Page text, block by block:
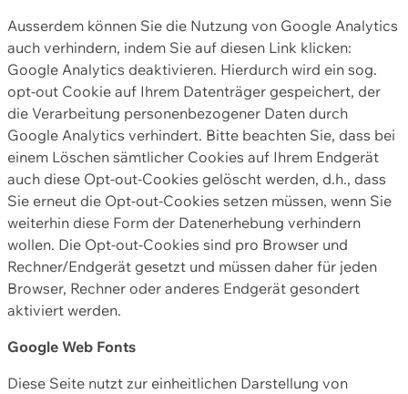
Ausserdem können Sie die Nutzung von Google Analytics
auch verhindern, indem Sie auf diesen Link klicken:
Google Analytics deaktivieren. Hierdurch wird ein sog.
opt-out Cookie auf Ihrem Datenträger gespeichert, der
die Verarbeitung personenbezogener Daten durch
Google Analytics verhindert. Bitte beachten Sie, dass bei
einem Löschen sämtlicher Cookies auf Ihrem Endgerät
auch diese Opt-out-Cookies gelöscht werden, d.h., dass
Sie erneut die Opt-out-Cookies setzen müssen, wenn Sie
weiterhin diese Form der Datenerhebung verhindern
wollen. Die Opt-out-Cookies sind pro Browser und
Rechner/Endgerät gesetzt und müssen daher für jeden
Browser, Rechner oder anderes Endgerät gesondert
aktiviert werden.
Google Web Fonts
Diese Seite nutzt zur einheitlichen Darstellung von